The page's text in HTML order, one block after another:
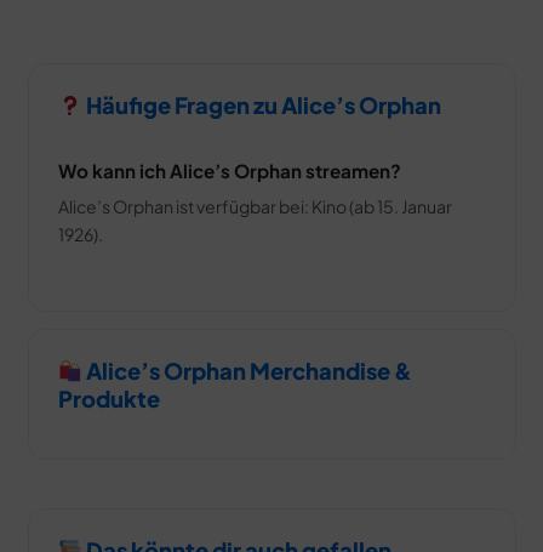
Häufige Fragen zu Alice’s Orphan
Wo kann ich Alice’s Orphan streamen?
Alice’s Orphan ist verfügbar bei: Kino (ab 15. Januar
1926).
Alice’s Orphan Merchandise &
Produkte